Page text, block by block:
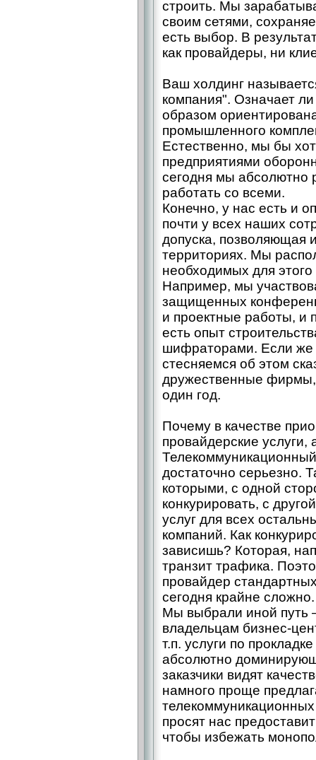
строить. Мы
своим сетями,
есть выбор. В
как провайдеры, ни
Ваш холдинг
компания". Означает
образом
промышленного
Естественно, мы бы
предприятиями
сегодня мы абсолютно
работать со всеми.
Конечно, у нас есть и
почти у всех наших
допуска, позволяющая
территориях. Мы
необходимых для
Например, мы
защищенных
и проектные работы, и
есть опыт
шифраторами. Если же
стесняемся об этом
дружественные
один год.
Почему в качестве
провайдерские услуги,
достаточно серьезно.
которыми, с одной
конкурировать, с
услуг для всех
компаний. Как
зависишь? Которая,
транзит трафика.
провайдер
сегодня крайне сложно.
Мы выбрали иной путь
владельцам бизнес-
т.п. услуги по
абсолютно
заказчики видят
намного проще
телекоммуникационных
просят нас
чтобы избежать